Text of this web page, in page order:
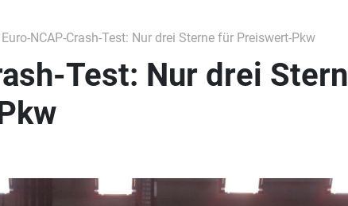
Euro-NCAP-Crash-Test: Nur drei Sterne für Preiswert-Pkw
Test: Nur drei